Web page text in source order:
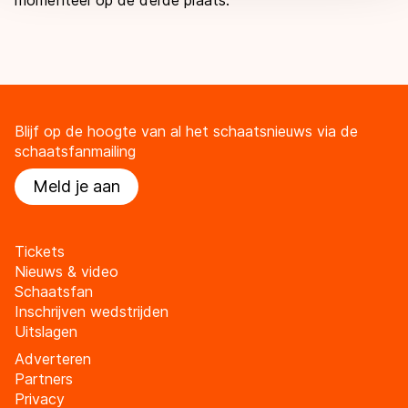
Blijf op de hoogte van al het schaatsnieuws via de
schaatsfanmailing
Meld je aan
Tickets
Nieuws & video
Schaatsfan
Inschrijven wedstrijden
Uitslagen
Adverteren
Partners
Privacy